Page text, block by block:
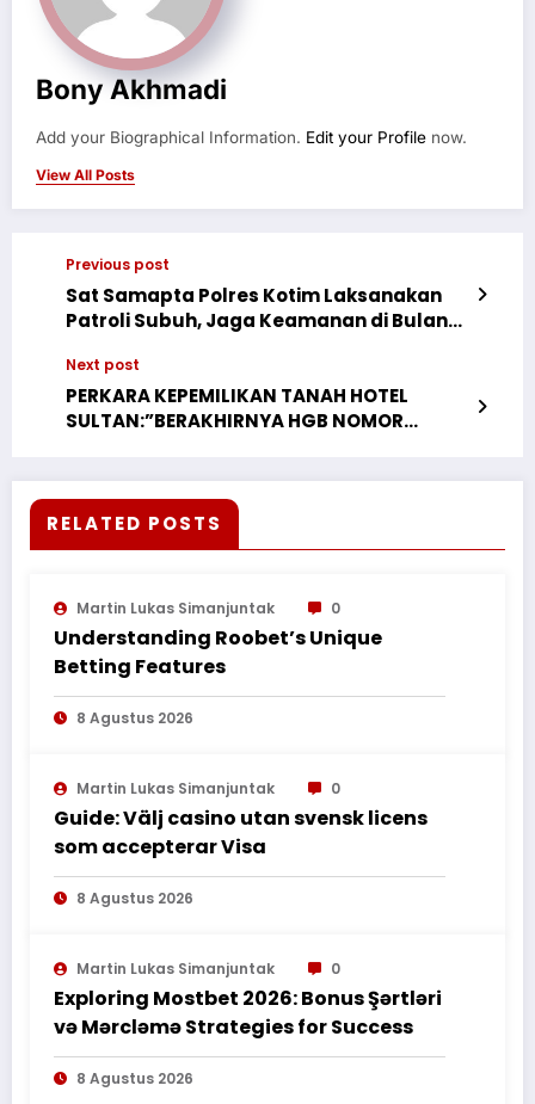
Bony Akhmadi
Add your Biographical Information. Edit your Profile now.
View All Posts
Previous post
Sat Samapta Polres Kotim Laksanakan
Patroli Subuh, Jaga Keamanan di Bulan
Next post
PERKARA KEPEMILIKAN TANAH HOTEL
SULTAN:”BERAKHIRNYA HGB NOMOR
KEGIATAN PEMANFAATAN RUANG (KKPR)
OLEH PEMPROV DKI MEMBUAT HAK ATAS
TANAH KEMBALI KE NEGARA DI BAWAH HAK
NEGARA”
RELATED POSTS
Martin Lukas Simanjuntak 0
Understanding Roobet’s Unique
Betting Features
8 Agustus 2026
Martin Lukas Simanjuntak 0
Guide: Välj casino utan svensk licens
som accepterar Visa
8 Agustus 2026
Martin Lukas Simanjuntak 0
Exploring Mostbet 2026: Bonus Şərtləri
və Mərcləmə Strategies for Success
8 Agustus 2026